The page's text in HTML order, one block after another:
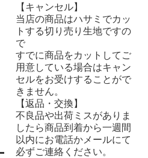
【キャンセル】
当店の商品はハサミでカッ
トする切り売り生地ですの
で
すでに商品をカットしてご
用意している場合はキャン
セルをお受けすることがで
きません。
【返品・交換】
不良品や出荷ミスがありま
したら商品到着から一週間
以内にお電話かメールにて
必ずご連絡ください。